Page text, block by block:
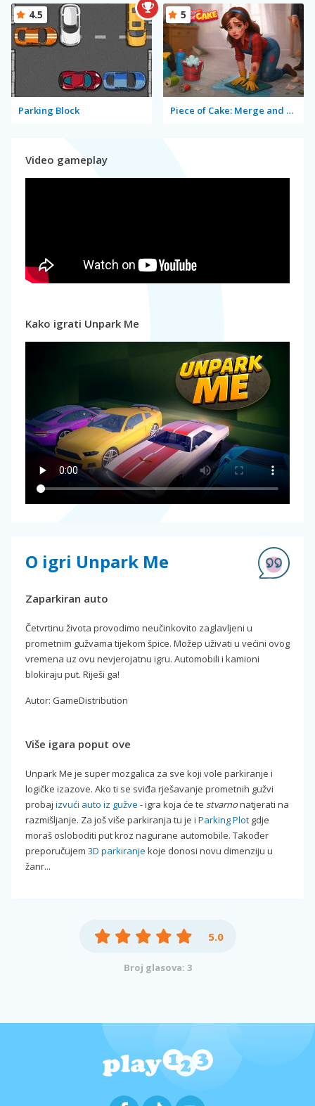
Parking Block
4.5
Piece of Cake: Merge and Bake
5
Video gameplay
Kako igrati Unpark Me
O igri Unpark Me
Zaparkiran auto
Četvrtinu života provodimo neučinkovito zaglavljeni u
prometnim gužvama tijekom špice. Možep uživati u većini ovog
vremena uz ovu nevjerojatnu igru. Automobili i kamioni
blokiraju put. Riješi ga!
Autor: GameDistribution
Više igara poput ove
Unpark Me je super mozgalica za sve koji vole parkiranje i
logičke izazove. Ako ti se sviđa rješavanje prometnih gužvi
probaj izvući auto iz gužve - igra koja će te stvarnonatjerati na
razmišljanje. Za još više parkiranja tu je i Parking Plot gdje
moraš osloboditi put kroz nagurane automobile. Također
preporučujem 3D parkiranje koje donosi novu dimenziju u
žanr...
5.0
Broj glasova: 3